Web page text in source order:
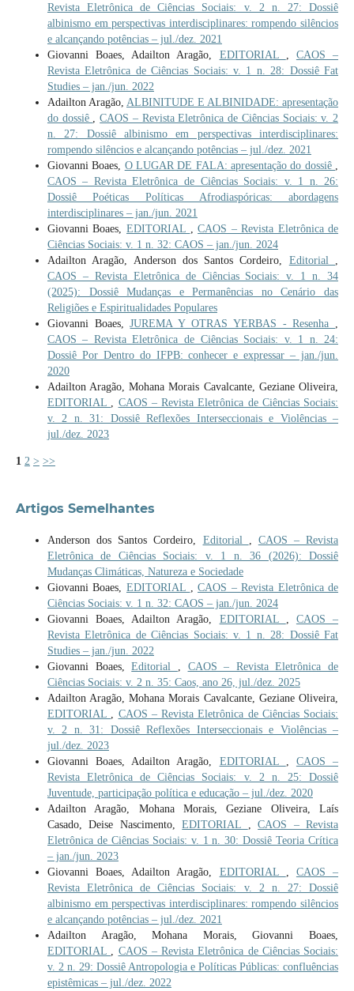
Revista Eletrônica de Ciências Sociais: v. 2 n. 27: Dossiê
albinismo em perspectivas interdisciplinares: rompendo silêncios
e alcançando potências – jul./dez. 2021
Giovanni Boaes, Adailton Aragão, EDITORIAL
CAOS –
Revista Eletrônica de Ciências Sociais: v. 1 n. 28: Dossiê Fat
Studies – jan./jun. 2022
Adailton Aragão, ALBINITUDE E ALBINIDADE: apresentação
do dossiê
,CAOS – Revista Eletrônica de Ciências Sociais: v. 2
n. 27: Dossiê albinismo em perspectivas interdisciplinares:
rompendo silêncios e alcançando potências – jul./dez. 2021
Giovanni Boaes, O LUGAR DE FALA: apresentação do dossiê
CAOS – Revista Eletrônica de Ciências Sociais: v. 1 n. 26:
Dossiê Poéticas Políticas Afrodiaspóricas: abordagens
interdisciplinares – jan./jun. 2021
Giovanni Boaes, EDITORIAL ,CAOS – Revista Eletrônica de
Ciências Sociais: v. 1 n. 32: CAOS – jan./jun. 2024
Adailton Aragão, Anderson dos Santos Cordeiro, Editorial
CAOS – Revista Eletrônica de Ciências Sociais: v. 1 n. 34
(2025): Dossiê Mudanças e Permanências no Cenário das
Religiões e Espiritualidades Populares
Giovanni Boaes,JUREMA Y OTRAS YERBAS - Resenha
CAOS – Revista Eletrônica de Ciências Sociais: v. 1 n. 24:
Dossiê Por Dentro do IFPB: conhecer e expressar – jan./jun.
2020
Adailton Aragão, Mohana Morais Cavalcante, Geziane Oliveira,
EDITORIAL
CAOS – Revista Eletrônica de Ciências Sociais:
v. 2 n. 31: Dossiê Reflexões Interseccionais e Violências –
jul./dez. 2023
1 2 > >>
Artigos Semelhantes
Anderson dos Santos Cordeiro, Editorial
CAOS – Revista
Eletrônica de Ciências Sociais: v. 1 n. 36 (2026): Dossiê
Mudanças Climáticas, Natureza e Sociedade
Giovanni Boaes, EDITORIAL ,CAOS – Revista Eletrônica de
Ciências Sociais: v. 1 n. 32: CAOS – jan./jun. 2024
Giovanni Boaes, Adailton Aragão, EDITORIAL
CAOS –
Revista Eletrônica de Ciências Sociais: v. 1 n. 28: Dossiê Fat
Studies – jan./jun. 2022
Giovanni Boaes,Editorial
CAOS – Revista Eletrônica de
Ciências Sociais: v. 2 n. 35: Caos, ano 26, jul./dez. 2025
Adailton Aragão, Mohana Morais Cavalcante, Geziane Oliveira,
EDITORIAL
CAOS – Revista Eletrônica de Ciências Sociais:
v. 2 n. 31: Dossiê Reflexões Interseccionais e Violências –
jul./dez. 2023
Giovanni Boaes, Adailton Aragão, EDITORIAL
CAOS –
Revista Eletrônica de Ciências Sociais: v. 2 n. 25: Dossiê
Juventude, participação política e educação – jul./dez. 2020
Adailton Aragão, Mohana Morais, Geziane Oliveira, Laís
Casado, Deise Nascimento,EDITORIAL ,CAOS – Revista
Eletrônica de Ciências Sociais: v. 1 n. 30: Dossiê Teoria Crítica
– jan./jun. 2023
Giovanni Boaes, Adailton Aragão, EDITORIAL
CAOS –
Revista Eletrônica de Ciências Sociais: v. 2 n. 27: Dossiê
albinismo em perspectivas interdisciplinares: rompendo silêncios
e alcançando potências – jul./dez. 2021
Adailton Aragão, Mohana Morais, Giovanni Boaes,
EDITORIAL
CAOS – Revista Eletrônica de Ciências Sociais:
v. 2 n. 29: Dossiê Antropologia e Políticas Públicas: confluências
epistêmicas – jul./dez. 2022